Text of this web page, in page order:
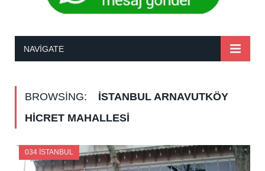
NAVIGATE
BROWSING:
İSTANBUL ARNAVUTKÖY
HICRET MAHALLESI
034 İSTANBUL